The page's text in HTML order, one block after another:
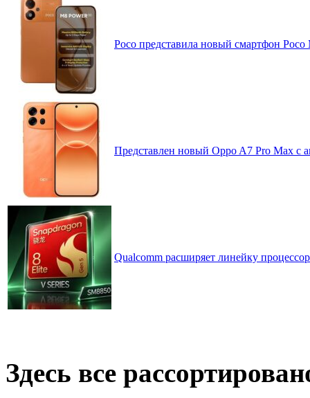
Poco представила новый смартфон
Представлен новый Oppo A7 Pro Max с
Qualcomm расширяет линейку
Здесь все